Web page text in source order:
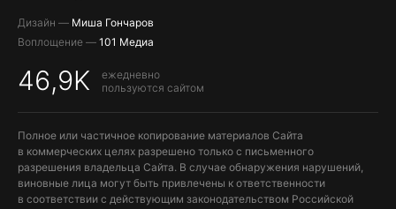
Дизайн — Миша Гончаров
Воплощение — 101 Медиа
46,9K
ежедневно
пользуются сайтом
Полное или частичное копирование материалов Сайта
в коммерческих целях разрешено только с письменного
разрешения владельца Сайта. В случае обнаружения нарушений,
виновные лица могут быть привлечены к ответственности
в соответствии с действующим законодательством Российской